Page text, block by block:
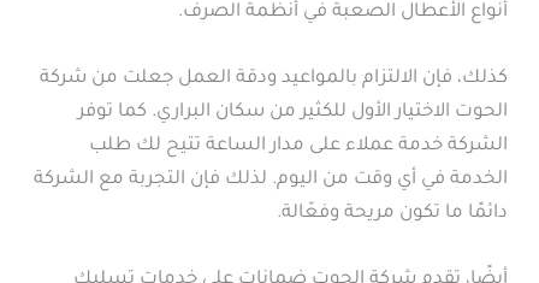
أنواع الأعطال الصعبة في أنظمة الصرف.
كذلك، فإن الالتزام بالمواعيد ودقة العمل جعلت من شركة
الحوت الاختيار الأول للكثير من سكان البراري. كما توفر
الشركة خدمة عملاء على مدار الساعة تتيح لك طلب
الخدمة في أي وقت من اليوم. لذلك فإن التجربة مع الشركة
دائمًا ما تكون مريحة وفعّالة.